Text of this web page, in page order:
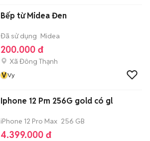
Bếp từ Midea Đen
Đã sử dụng Midea
200.000 đ
Xã Đông Thạnh
VVy
Iphone 12 Pm 256G gold có gl
iPhone 12 Pro Max 256 GB
4.399.000 đ